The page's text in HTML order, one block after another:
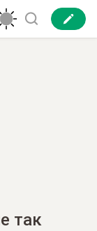
так